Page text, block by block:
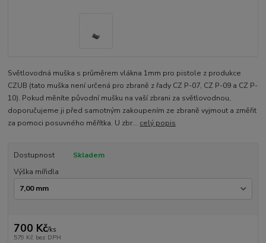
Světlovodná muška s průměrem vlákna 1mm pro pistole z produkce
CZUB (tato muška není určená pro zbraně z řady CZ P-07, CZ P-09 a CZ P-
10). Pokud měníte původní mušku na vaší zbrani za světlovodnou,
doporučujeme ji před samotným zakoupením ze zbraně vyjmout a změřit
za pomoci posuvného měřítka. U zbr... celý popis
Dostupnost
Skladem
Výška mířidla
700 Kč/ks
579 Kč bez DPH